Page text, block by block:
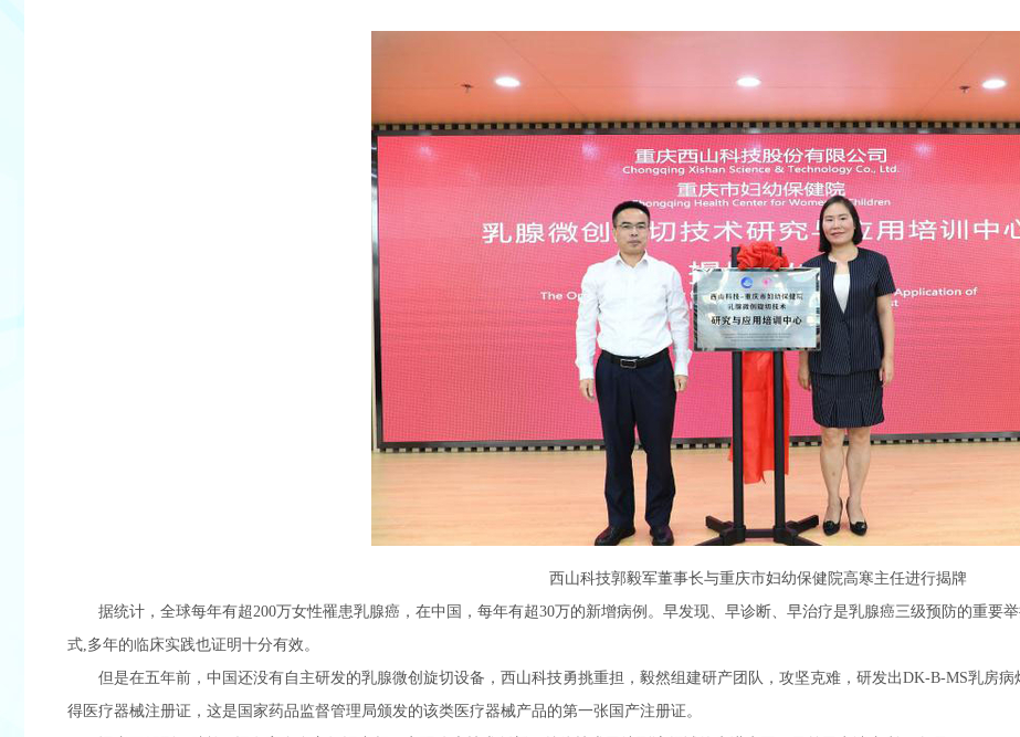
西山科技郭毅军董事长与重庆市妇幼保健院高寒主任进行揭牌
据统计，全球每年有超200万女性罹患乳腺癌，在中国，每年有超30万的新增病例。早发现、早诊断、早治疗是乳腺癌三级预防的重要
式,多年的临床实践也证明十分有效。
但是在五年前，中国还没有自主研发的乳腺微创旋切设备，西山科技勇挑重担，毅然组建研产团队，攻坚克难，研发出DK-B-MS乳房
得医疗器械注册证，这是国家药品监督管理局颁发的该类医疗器械产品的第一张国产注册证。